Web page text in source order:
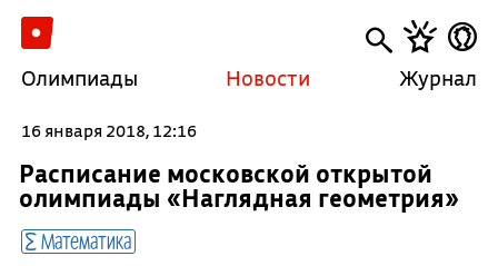
Олимпиады Новости Журнал
16 января 2018, 12:16
Расписание московской открытой
олимпиады «Наглядная геометрия»
Математика